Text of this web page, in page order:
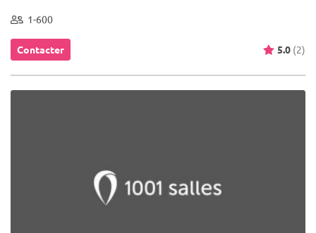
1-600
Contacter 5.0 (2)